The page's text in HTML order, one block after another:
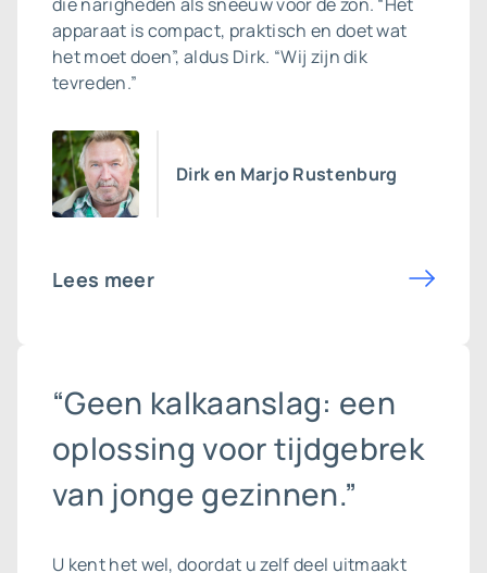
apparaat is compact, praktisch en doet wat
het moet doen”, aldus Dirk. “Wij zijn dik
tevreden.”
Dirk en Marjo Rustenburg
Lees meer
“Geen kalkaanslag: een
oplossing voor tijdgebrek
van jonge gezinnen.”
U kent het wel, doordat u zelf deel uitmaakt